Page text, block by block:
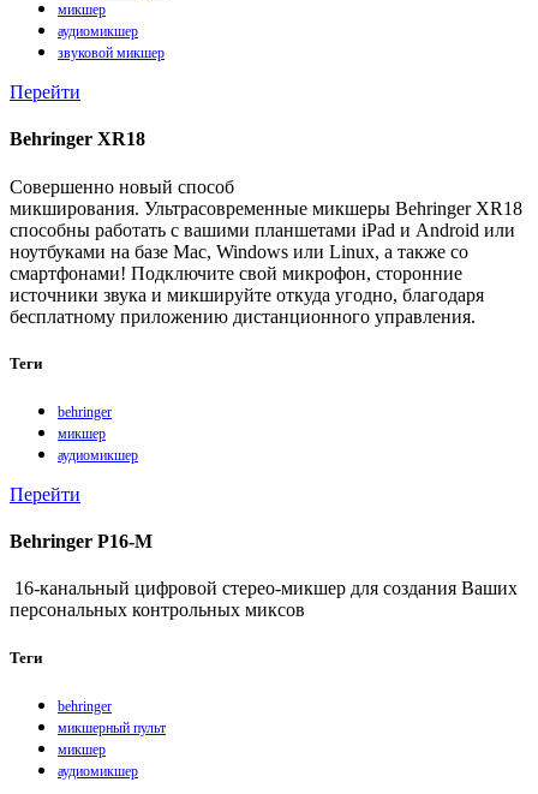
микшер
аудиомикшер
звуковой микшер
Перейти
Behringer XR18
Совершенно новый способ
микширования. Ультрасовременные микшеры Behringer XR18
способны работать с вашими планшетами iPad и Android или
ноутбуками на базе Mac, Windows или Linux, а также со
смартфонами! Подключите свой микрофон, сторонние
источники звука и микшируйте откуда угодно, благодаря
бесплатному приложению дистанционного управления.
Теги
behringer
микшер
аудиомикшер
Перейти
Behringer P16-M
16-канальный цифровой стерео-микшер для создания Ваших
персональных контрольных миксов
Теги
behringer
микшерный пульт
микшер
аудиомикшер